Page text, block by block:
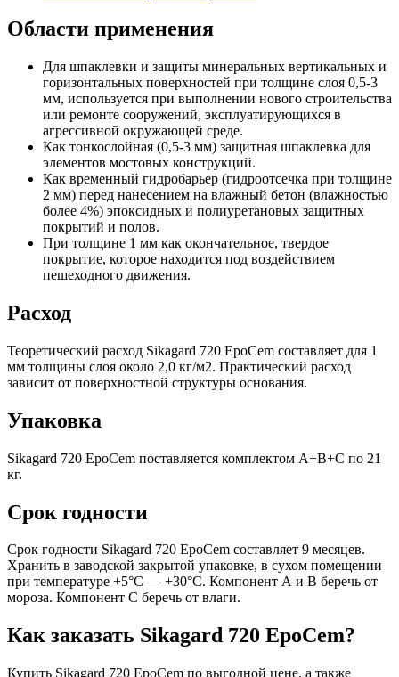
Области применения
Для шпаклевки и защиты минеральных вертикальных и
горизонтальных поверхностей при толщине слоя 0,5-3
мм, используется при выполнении нового строительства
или ремонте сооружений, эксплуатирующихся в
агрессивной окружающей среде.
Как тонкослойная (0,5-3 мм) защитная шпаклевка для
элементов мостовых конструкций.
Как временный гидробарьер (гидроотсечка при толщине
2 мм) перед нанесением на влажный бетон (влажностью
более 4%) эпоксидных и полиуретановых защитных
покрытий и полов.
При толщине 1 мм как окончательное, твердое
покрытие, которое находится под воздействием
пешеходного движения.
Расход
Теоретический расход Sikagard 720 EpoCem составляет для 1
мм толщины слоя около 2,0 кг/м2. Практический расход
зависит от поверхностной структуры основания.
Упаковка
Sikagard 720 EpoCem поставляется комплектом А+В+С по 21
кг.
Срок годности
Срок годности Sikagard 720 EpoCem составляет 9 месяцев.
Хранить в заводской закрытой упаковке, в сухом помещении
при температуре +5°C — +30°C. Компонент А и В беречь от
мороза. Компонент С беречь от влаги.
Как заказать Sikagard 720 EpoCem?
Купить Sikagard 720 EpoCem по выгодной цене, а также